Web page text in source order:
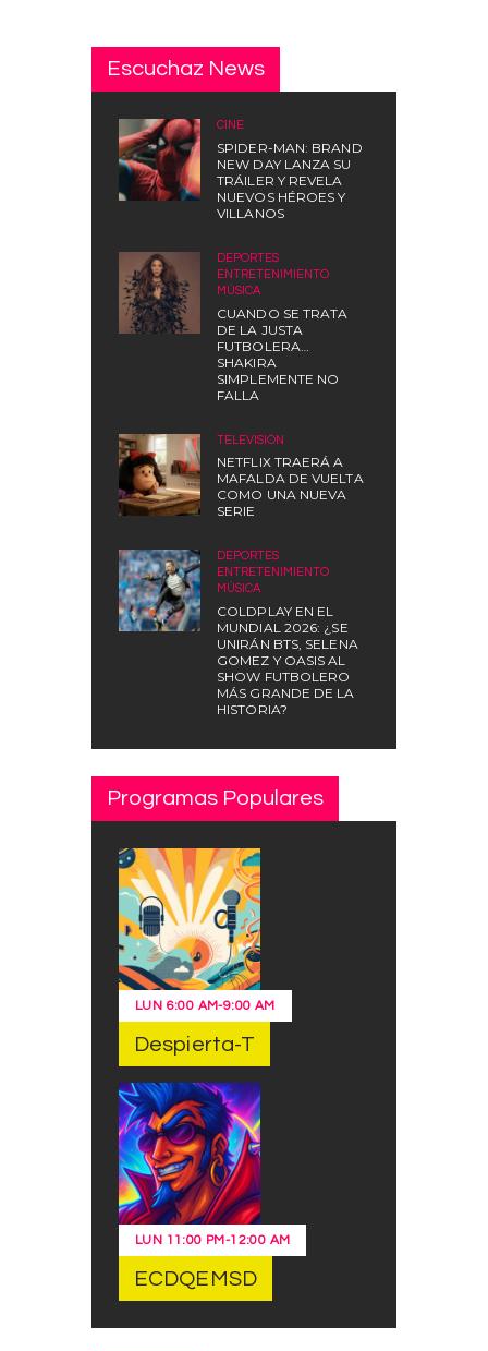
Escuchaz News
CINE
SPIDER-MAN: BRAND
NEW DAY LANZA SU
TRÁILER Y REVELA
NUEVOS HÉROES Y
VILLANOS
DEPORTES
ENTRETENIMIENTO
MÚSICA
CUANDO SE TRATA
DE LA JUSTA
FUTBOLERA…
SHAKIRA
SIMPLEMENTE NO
FALLA
TELEVISIÓN
NETFLIX TRAERÁ A
MAFALDA DE VUELTA
COMO UNA NUEVA
SERIE
DEPORTES
ENTRETENIMIENTO
MÚSICA
COLDPLAY EN EL
MUNDIAL 2026: ¿SE
UNIRÁN BTS, SELENA
GOMEZ Y OASIS AL
SHOW FUTBOLERO
MÁS GRANDE DE LA
HISTORIA?
Programas Populares
LUN 6:00 AM-9:00 AM
Despierta-T
LUN 11:00 PM-12:00 AM
ECDQEMSD